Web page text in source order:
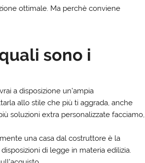
ottimale. Ma perchè conviene
sono i
a disposizione un’ampia
allo stile che più ti aggrada, anche
soluzioni extra personalizzate facciamo,
una casa dal costruttore è la
di legge in materia edilizia.